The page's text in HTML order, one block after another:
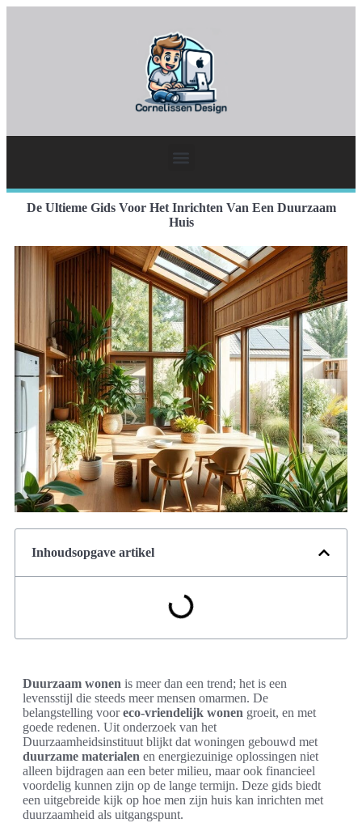
De Ultieme Gids Voor Het Inrichten Van Een Duurzaam
Huis
Inhoudsopgave artikel
Duurzaam wonen is meer dan een trend; het is een
levensstijl die steeds meer mensen omarmen. De
belangstelling vooreco-vriendelijk wonen groeit, en met
goede redenen. Uit onderzoek van het
Duurzaamheidsinstituut blijkt dat woningen gebouwd met
duurzame materialen en energiezuinige oplossingen niet
alleen bijdragen aan een beter milieu, maar ook financieel
voordelig kunnen zijn op de lange termijn. Deze gids biedt
een uitgebreide kijk op hoe men zijn huis kan inrichten met
duurzaamheid als uitgangspunt.